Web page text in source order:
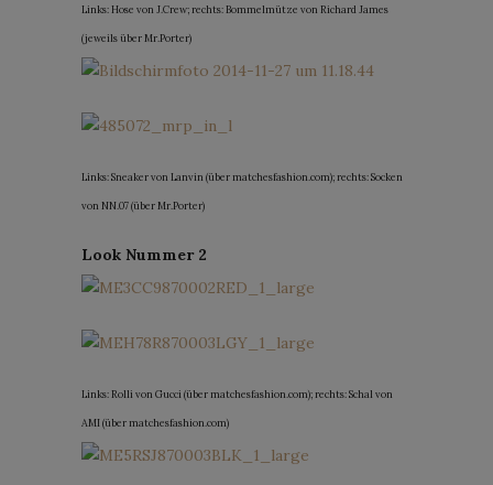
Links: Hose von J.Crew; rechts: Bommelmütze von Richard James
(jeweils über Mr.Porter)
Links: Sneaker von Lanvin (über matchesfashion.com); rechts: Socken
von NN.07 (über Mr.Porter)
Look Nummer 2
Links: Rolli von Gucci (über matchesfashion.com); rechts: Schal von
AMI (über matchesfashion.com)